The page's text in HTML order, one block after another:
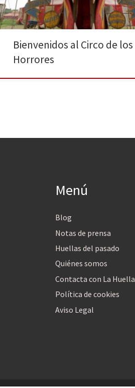
[…]
Bienvenidos al Circo de los
Horrores
Menú
Blog
Notas de prensa
Huellas del pasado
Quiénes somos
Contacta con La Huella
Política de cookies
Aviso Legal